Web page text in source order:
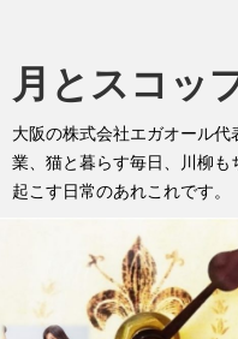
月とスコッ
大阪の株式会社エガオール
業、猫と暮らす毎日、川柳も
起こす日常のあれこれです。